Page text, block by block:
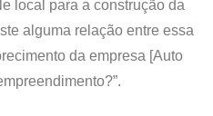
local para a construção da
alguma relação entre essa
da empresa [Auto